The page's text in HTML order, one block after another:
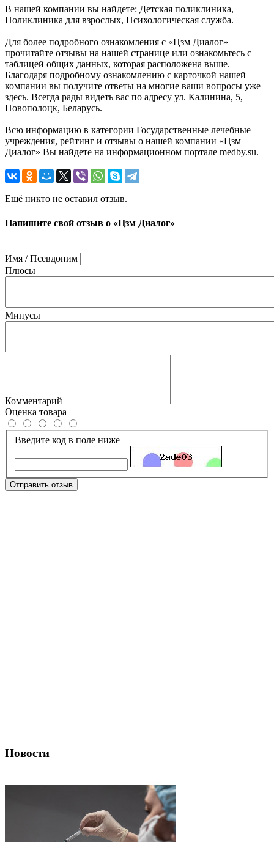
В нашей компании вы найдете: Детская поликлиника,
Поликлиника для взрослых, Психологическая служба.
Для более подробного ознакомления с «Цзм Диалог»
прочитайте отзывы на нашей странице или ознакомьтесь с
таблицей общих данных, которая расположена выше.
Благодаря подробному ознакомлению с карточкой нашей
компании вы получите ответы на многие ваши вопросы уже
здесь. Всегда рады видеть вас по адресу ул. Калинина, 5,
Новополоцк, Беларусь.
Всю информацию в категории Государственные лечебные
учреждения, рейтинг и отзывы о нашей компании «Цзм
Диалог» Вы найдете на информационном портале medby.su.
Ещё никто не оставил отзыв.
Напишите свой отзыв о «Цзм Диалог»
Имя / Псевдоним
Плюсы
Минусы
Комментарий
Оценка товара
Введите код в поле ниже
Отправить отзыв
Новости